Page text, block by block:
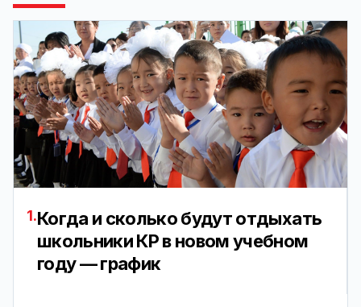
1.Когда и сколько будут отдыхать
школьники КР в новом учебном
году — график